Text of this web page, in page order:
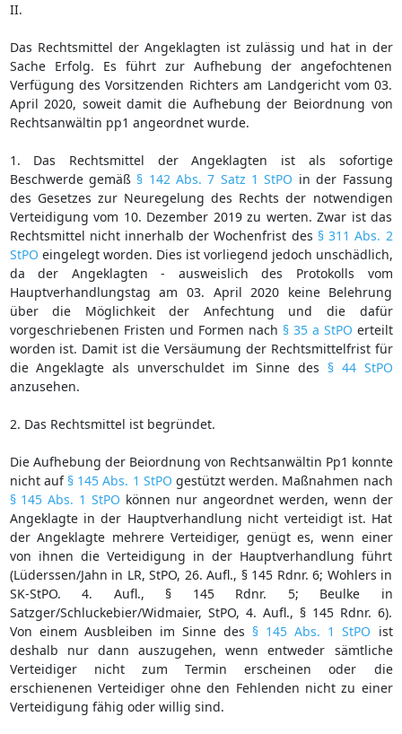
II.
Das Rechtsmittel der Angeklagten ist zulässig und hat in der
Sache Erfolg. Es führt zur Aufhebung der angefochtenen
Verfügung des Vorsitzenden Richters am Landgericht vom 03.
April 2020, soweit damit die Aufhebung der Beiordnung von
Rechtsanwältin pp1 angeordnet wurde.
1. Das Rechtsmittel der Angeklagten ist als sofortige
Beschwerde gemäß § 142 Abs. 7 Satz 1 StPO in der Fassung
des Gesetzes zur Neuregelung des Rechts der notwendigen
Verteidigung vom 10. Dezember 2019 zu werten. Zwar ist das
Rechtsmittel nicht innerhalb der Wochenfrist des § 311 Abs. 2
StPO eingelegt worden. Dies ist vorliegend jedoch unschädlich,
da der Angeklagten - ausweislich des Protokolls vom
Hauptverhandlungstag am 03. April 2020 keine Belehrung
über die Möglichkeit der Anfechtung und die dafür
vorgeschriebenen Fristen und Formen nach § 35 a StPO erteilt
worden ist. Damit ist die Versäumung der Rechtsmittelfrist für
die Angeklagte als unverschuldet im Sinne des § 44 StPO
anzusehen.
2. Das Rechtsmittel ist begründet.
Die Aufhebung der Beiordnung von Rechtsanwältin Pp1 konnte
nicht auf § 145 Abs. 1 StPO gestützt werden. Maßnahmen nach
§ 145 Abs. 1 StPO können nur angeordnet werden, wenn der
Angeklagte in der Hauptverhandlung nicht verteidigt ist. Hat
der Angeklagte mehrere Verteidiger, genügt es, wenn einer
von ihnen die Verteidigung in der Hauptverhandlung führt
(Lüderssen/Jahn in LR, StPO, 26. Aufl., § 145 Rdnr. 6; Wohlers in
SK-StPO. 4. Aufl., § 145 Rdnr. 5; Beulke in
Satzger/Schluckebier/Widmaier, StPO, 4. Aufl., § 145 Rdnr. 6).
Von einem Ausbleiben im Sinne des § 145 Abs. 1 StPO ist
deshalb nur dann auszugehen, wenn entweder sämtliche
Verteidiger nicht zum Termin erscheinen oder die
erschienenen Verteidiger ohne den Fehlenden nicht zu einer
Verteidigung fähig oder willig sind.